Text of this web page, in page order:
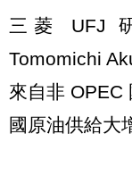
三菱 UFJ
Tomomichi
來自非 OPEC
國原油供給大